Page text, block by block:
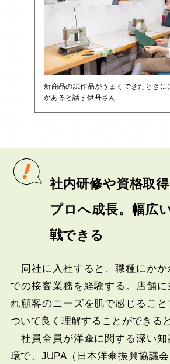
新商品の試作品がうまくできたときに
があると話す伊丹さん
社内研修や資格取
プロへ成長。幅広
戦できる
同社に入社すると、職種にかか
での接客業務を経験する。店舗
れ顧客のニーズを肌で感じるこ
ついて良く理解することができる
社員全員が洋傘に関する深い知
環で、JUPA（日本洋傘振興協議